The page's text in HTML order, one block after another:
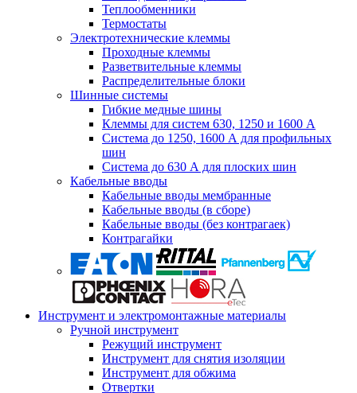
Теплообменники
Термостаты
Электротехнические клеммы
Проходные клеммы
Разветвительные клеммы
Распределительные блоки
Шинные системы
Гибкие медные шины
Клеммы для систем 630, 1250 и 1600 А
Система до 1250, 1600 А для профильных
шин
Система до 630 А для плоских шин
Кабельные вводы
Кабельные вводы мембранные
Кабельные вводы (в сборе)
Кабельные вводы (без контрагаек)
Контрагайки
Инструмент и электромонтажные материалы
Ручной инструмент
Режущий инструмент
Инструмент для снятия изоляции
Инструмент для обжима
Отвертки